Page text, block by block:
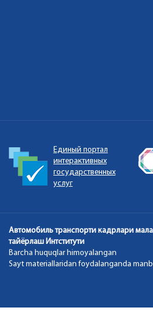
Единый портал
интерактивных
государственных
услуг
Автомобиль транспорти кадрлари
тайёрлаш Интститути
Barcha huquqlar himoyalangan
Sayt materiallaridan foydalanganda